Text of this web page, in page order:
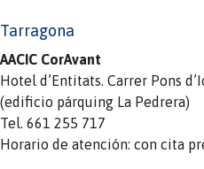
Tarragona
AACIC CorAvant
Hotel d’Entitats. Carrer Pons
(edificio párquing La Pedrera)
Tel. 661 255 717
Horario de atención: con cita